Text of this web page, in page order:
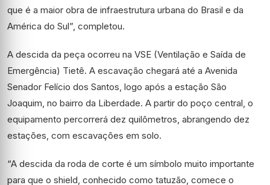
que é a maior obra de infraestrutura urbana do Brasil e da
América do Sul”, completou.
A descida da peça ocorreu na VSE (Ventilação e Saída de
Emergência) Tietê. A escavação chegará até a Avenida
Senador Felício dos Santos, logo após a estação São
Joaquim, no bairro da Liberdade. A partir do poço central, o
equipamento percorrerá dez quilômetros, abrangendo dez
estações, com escavações em solo.
“A descida da roda de corte é um símbolo muito importante
para que o shield, conhecido como tatuzão, comece o